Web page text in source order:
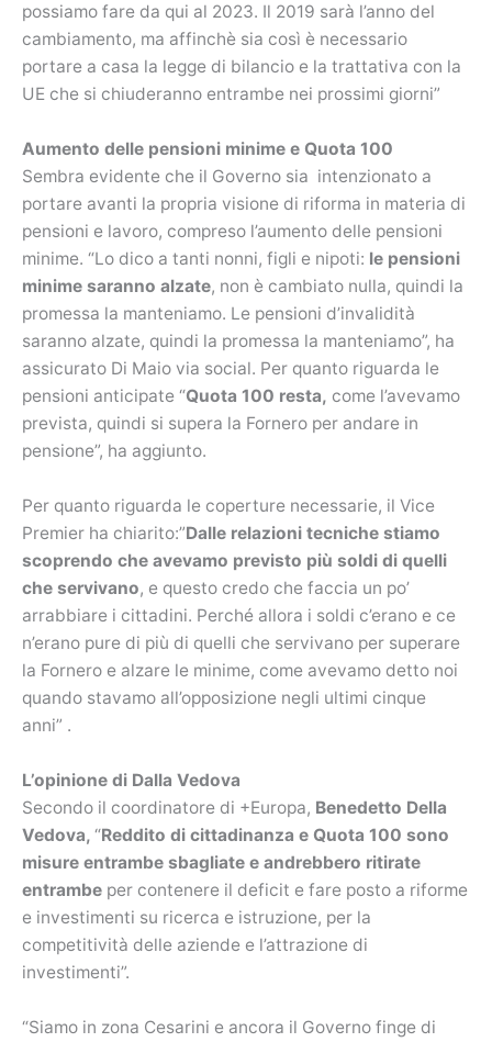
possiamo fare da qui al 2023. Il 2019 sarà l’anno del
cambiamento, ma affinchè sia così è necessario
portare a casa la legge di bilancio e la trattativa con la
UE che si chiuderanno entrambe nei prossimi giorni”
Aumento delle pensioni minime e Quota 100
Sembra evidente che il Governo sia intenzionato a
portare avanti la propria visione di riforma in materia di
pensioni e lavoro, compreso l’aumento delle pensioni
minime. “Lo dico a tanti nonni, figli e nipoti: le pensioni
minime saranno alzate, non è cambiato nulla, quindi la
promessa la manteniamo. Le pensioni d’invalidità
saranno alzate, quindi la promessa la manteniamo”, ha
assicurato Di Maio via social. Per quanto riguarda le
pensioni anticipate “Quota 100 resta, come l’avevamo
prevista, quindi si supera la Fornero per andare in
pensione”, ha aggiunto.
Per quanto riguarda le coperture necessarie, il Vice
Premier ha chiarito:”Dalle relazioni tecniche stiamo
scoprendo che avevamo previsto più soldi di quelli
che servivano, e questo credo che faccia un po’
arrabbiare i cittadini. Perché allora i soldi c’erano e ce
n’erano pure di più di quelli che servivano per superare
la Fornero e alzare le minime, come avevamo detto noi
quando stavamo all’opposizione negli ultimi cinque
anni” .
L’opinione di Dalla Vedova
Secondo il coordinatore di +Europa, Benedetto Della
Vedova, “Reddito di cittadinanza e Quota 100 sono
misure entrambe sbagliate e andrebbero ritirate
entrambe per contenere il deficit e fare posto a riforme
e investimenti su ricerca e istruzione, per la
competitività delle aziende e l’attrazione di
investimenti”.
“Siamo in zona Cesarini e ancora il Governo finge di